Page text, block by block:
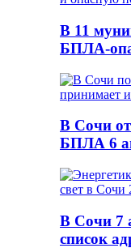
В 11
БПЛА-
В Сочи
БПЛА 6
В Сочи 7
список